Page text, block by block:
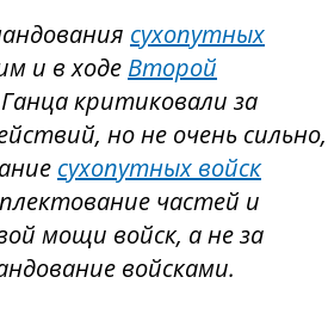
сухопутных
и в ходе Второй
критиковали за
но не очень сильно,
сухопутных войск
частей и
мощи войск, а не за
войсками.